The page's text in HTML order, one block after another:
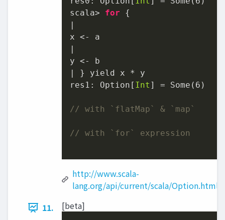
scala> for {
x <- a
y <- b
| } yield x * y
res1: Option[ Int ] = Some( 6 )
// with `flatMap` & `map`
// with `for` expression
http://www.scala-
lang.org/api/current/scala/Option.html
11.
[beta]